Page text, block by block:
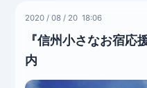
2020 /08 / 20 18:06
『信州小さなお宿応
内